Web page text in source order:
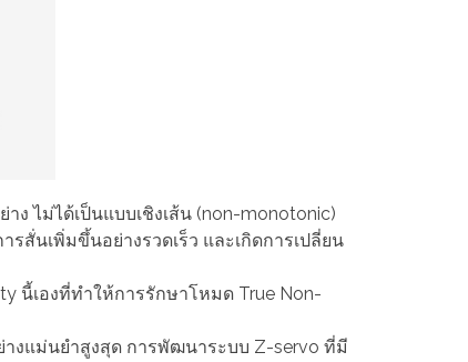
ไม่ได้เป็นแบบเชิงเส้น (non-monotonic)
สั่นเพิ่มขึ้นอย่างรวดเร็ว และเกิดการเปลี่ยน
นี้เองที่ทำให้การรักษาโหมด True Non-
งแม่นยำสูงสุด การพัฒนาระบบ Z-servo ที่มี